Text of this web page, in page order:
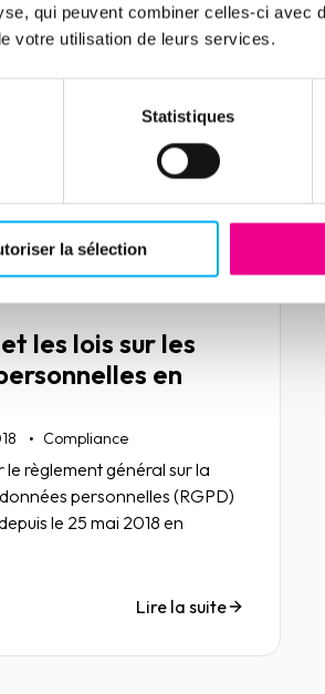
qui peuvent combiner celles-ci avec
votre utilisation de leurs services.
Statistiques
la sélection
sont devenues en l'espace
omniprésentes dans
Lire la suite
les lois sur les
en
Compliance
règlement général sur la
personnelles (RGPD)
le 25 mai 2018 en
Lire la suite